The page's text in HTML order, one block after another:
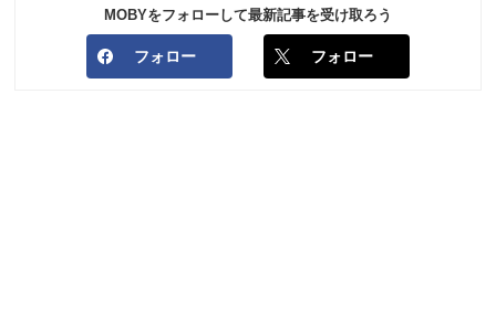
MOBYをフォローして最新記事を受け取ろう
フォロー フォロー